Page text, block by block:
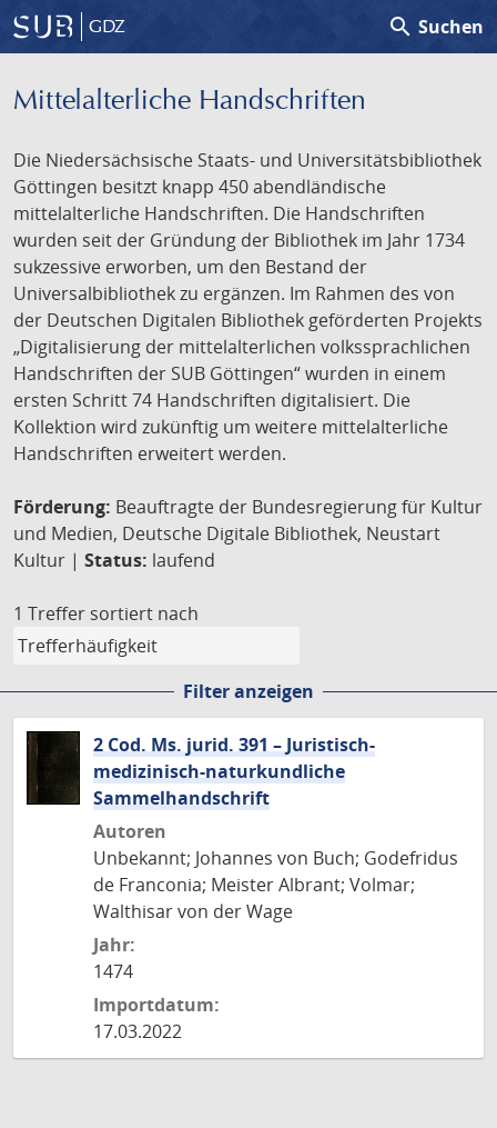
GDZ search Suchen
Mittelalterliche Handschriften
Die Niedersächsische Staats- und Universitätsbibliothek
Göttingen besitzt knapp 450 abendländische
mittelalterliche Handschriften. Die Handschriften
wurden seit der Gründung der Bibliothek im Jahr 1734
sukzessive erworben, um den Bestand der
Universalbibliothek zu ergänzen. Im Rahmen des von
der Deutschen Digitalen Bibliothek geförderten Projekts
„Digitalisierung der mittelalterlichen volkssprachlichen
Handschriften der SUB Göttingen“ wurden in einem
ersten Schritt 74 Handschriften digitalisiert. Die
Kollektion wird zukünftig um weitere mittelalterliche
Handschriften erweitert werden.
Förderung: Beauftragte der Bundesregierung für Kultur
und Medien, Deutsche Digitale Bibliothek, Neustart
Kultur | Status: laufend
1 Treffer sortiert nach
Filter anzeigen
2 Cod. Ms. jurid. 391 – Juristisch-
medizinisch-naturkundliche
Sammelhandschrift
Autoren
Unbekannt; Johannes von Buch; Godefridus
de Franconia; Meister Albrant; Volmar;
Walthisar von der Wage
Jahr:
1474
Importdatum:
17.03.2022